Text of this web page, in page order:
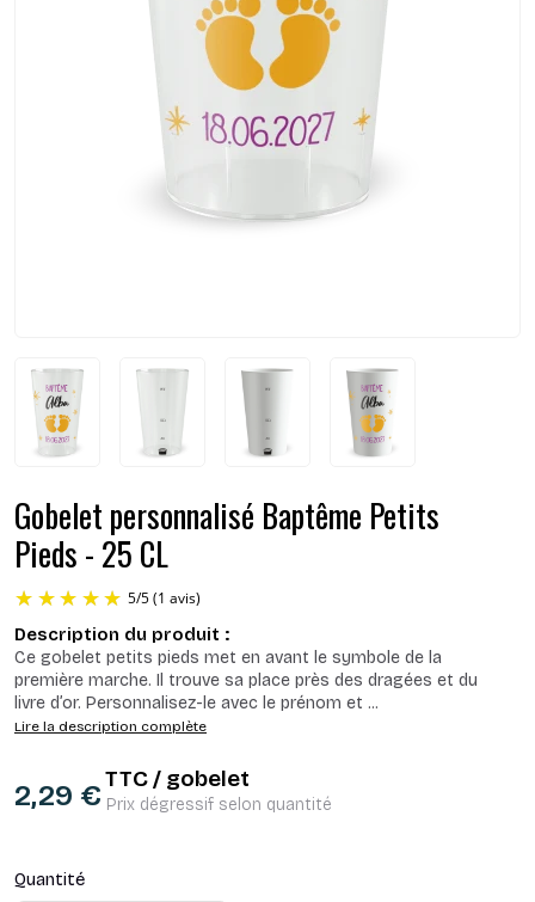
Gobelet personnalisé Baptême Petits
Pieds - 25 CL
5/5 (1 avis)
Description du produit :
Ce gobelet petits pieds met en avant le symbole de la
première marche. Il trouve sa place près des dragées et du
livre d’or. Personnalisez-le avec le prénom et ...
Lire la description complète
2,29 €
TTC / gobelet
Prix dégressif selon quantité
Quantité